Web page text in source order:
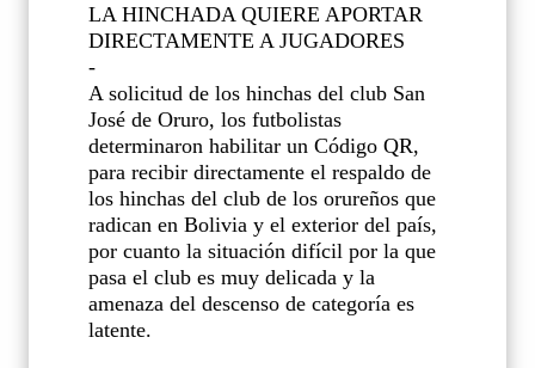
LA HINCHADA QUIERE APORTAR
DIRECTAMENTE A JUGADORES
-
A solicitud de los hinchas del club San
José de Oruro, los futbolistas
determinaron habilitar un Código QR,
para recibir directamente el respaldo de
los hinchas del club de los orureños que
radican en Bolivia y el exterior del país,
por cuanto la situación difícil por la que
pasa el club es muy delicada y la
amenaza del descenso de categoría es
latente.